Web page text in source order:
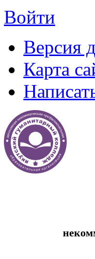
Войти
Версия
Карта